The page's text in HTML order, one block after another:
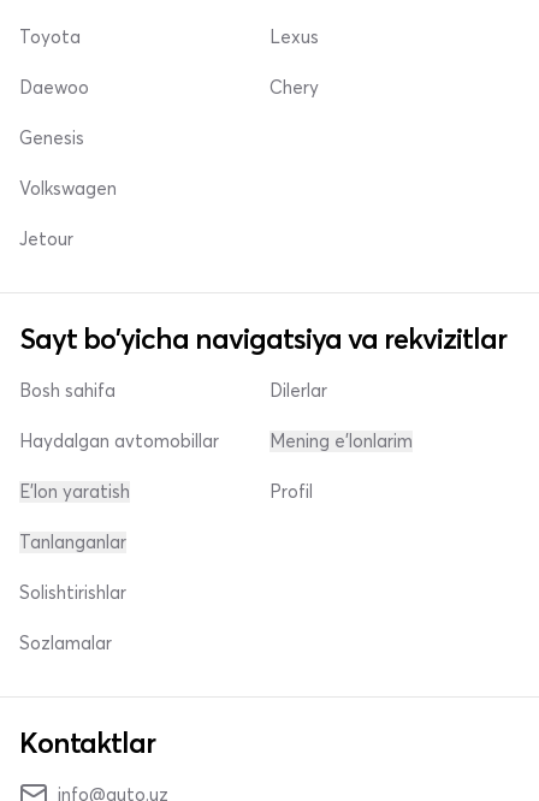
Toyota
Daewoo
Lexus
Chery
Genesis
Volkswagen
Jetour
Sayt bo'yicha navigatsiya va rekvizitlar
Bosh sahifa
Haydalgan avtomobillar
E'lon yaratish
Dilerlar
Mening e'lonlarim
Profil
Tanlanganlar
Solishtirishlar
Sozlamalar
Kontaktlar
info@auto.uz